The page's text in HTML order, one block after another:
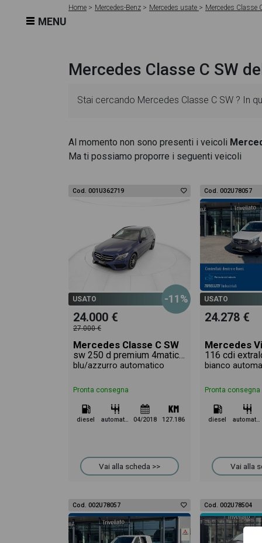
MENU
Home Mercedes-Benz Mercedes usate Mercedes Classe
Mercedes Classe C SW
Stai cercando Mercedes Classe C SW ? In
l'alimentazione, dati tecnici, dotazioni
una ricca gallery fotografica per poter
Questo ti permetterà di valutare al meglio
troverai anche il listino prezzi, eventuale
Al momento non sono presenti i veicoli
Ma ti possiamo proporre i seguenti veicoli
Cod. 001U362719
USATO -11%
24.000 €
27.000 €
Mercedes Classe C SW
sw 250 d premium 4matic auto 9m
blu/azzurro automatico
Pronta consegna
diesel automatico 04/2018 127.186
Vai alla scheda >>
Cod. 002U78057
USATO
24.278 €
Mercedes
bianco
Pronta consegna
diesel automatico
Vai alla
Cod. 002U78057 Cod. 002U78504